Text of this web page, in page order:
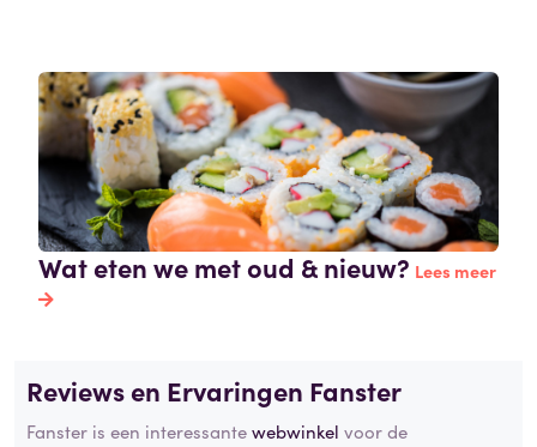
Wat eten we met oud & nieuw? Lees meer
Reviews en Ervaringen Fanster
Fanster is een interessantewebwinkel voor de